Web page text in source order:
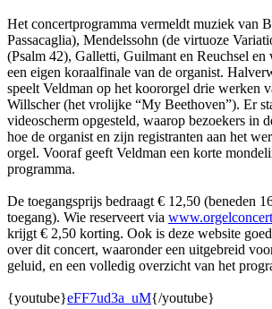
Het concertprogramma vermeldt muziek van
Passacaglia), Mendelssohn (de virtuoze
(Psalm 42), Galletti, Guilmant en Reuchsel en
een eigen koraalfinale van de organist.
speelt Veldman op het koororgel drie werken
Willscher (het vrolijke “My Beethoven”). Er
videoscherm opgesteld, waarop bezoekers in
hoe de organist en zijn registranten aan het
orgel. Vooraf geeft Veldman een korte
programma.
De toegangsprijs bedraagt € 12,50 (beneden
toegang). Wie reserveert via
krijgt € 2,50 korting. Ook is deze website
over dit concert, waaronder een uitgebreid
geluid, en een volledig overzicht van het
{youtube}eFF7ud3a_uM{/youtube}